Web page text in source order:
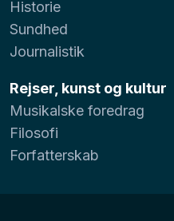
Historie
Sundhed
Journalistik
Rejser, kunst og kultur
Musikalske foredrag
Filosofi
Forfatterskab